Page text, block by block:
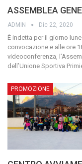
ASSEMBLEA
ADMIN Dic 22, 2020
È indetta per il giorno
convocazione e alle ore
videoconferenza,
dell’Unione Sportiva
­PROMOZIONE